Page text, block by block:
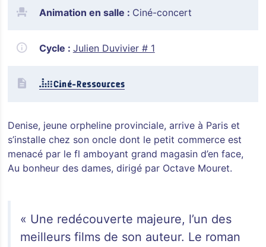
Animation en salle : Ciné-concert
Cycle : Julien Duvivier # 1
Denise, jeune orpheline provinciale, arrive à Paris et
s’installe chez son oncle dont le petit commerce est
menacé par le fl amboyant grand magasin d’en face,
Au bonheur des dames, dirigé par Octave Mouret.
« Une redécouverte majeure, l’un des
meilleurs films de son auteur. Le roman